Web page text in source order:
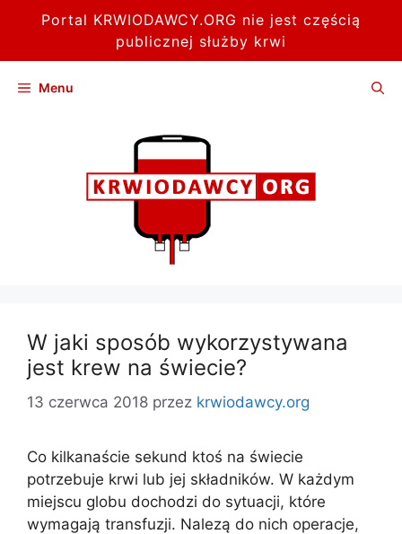
Portal KRWIODAWCY.ORG nie jest częścią
publicznej służby krwi
Menu
W jaki sposób wykorzystywana
jest krew na świecie?
13 czerwca 2018 przez krwiodawcy.org
Co kilkanaście sekund ktoś na świecie
potrzebuje krwi lub jej składników. W każdym
miejscu globu dochodzi do sytuacji, które
wymagają transfuzji. Nalezą do nich operacje,